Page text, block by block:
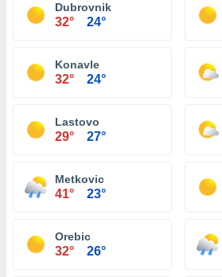
Dubrovnik
32° 24°
Konavle
32° 24°
Lastovo
29° 27°
Metkovic
41° 23°
Orebic
32° 26°